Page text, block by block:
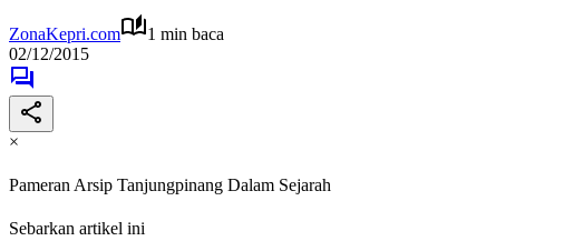
ZonaKepri.com
1 min baca
02/12/2015
×
Pameran Arsip Tanjungpinang Dalam Sejarah
Sebarkan artikel ini